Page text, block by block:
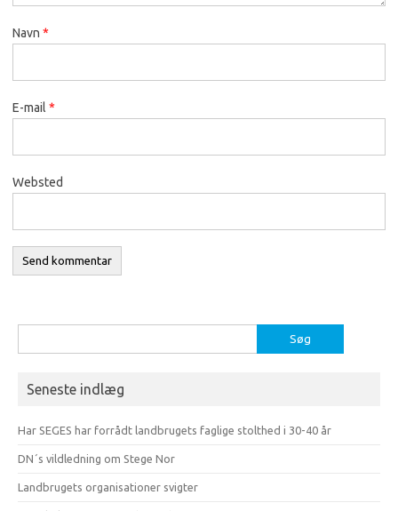
Navn *
E-mail *
Websted
efter:
Seneste indlæg
Har SEGES har forrådt landbrugets faglige stolthed i 30-40 år
DN´s vildledning om Stege Nor
Landbrugets organisationer svigter